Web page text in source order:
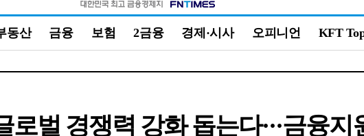
동산 금융 보험 2금융 경제·시사 오피니언 KFT
로벌 경쟁력 강화 돕는다···금융